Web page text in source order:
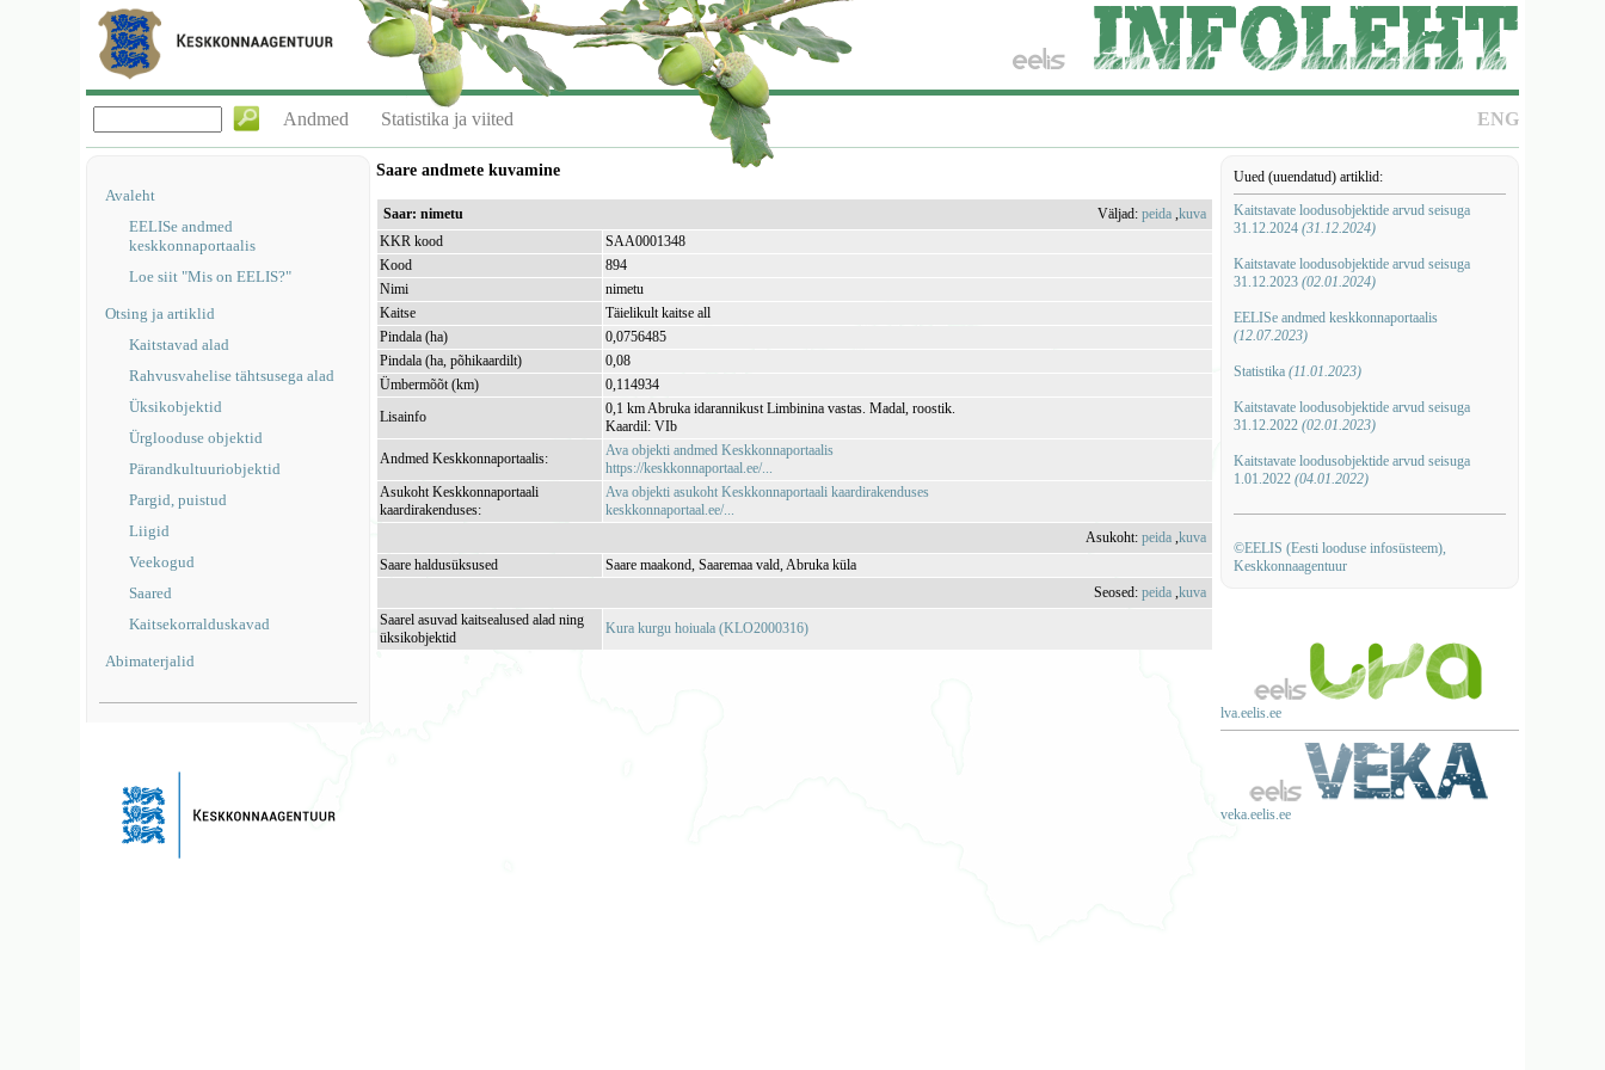
ENG
Andmed Statistika ja viited
Avaleht
EELISe andmed
keskkonnaportaalis
Loe siit "Mis on EELIS?"
Otsing ja artiklid
Kaitstavad alad
Rahvusvahelise tähtsusega alad
Üksikobjektid
Ürglooduse objektid
Pärandkultuuriobjektid
Pargid, puistud
Liigid
Veekogud
Saared
Kaitsekorralduskavad
Abimaterjalid
Uued (uuendatud) artiklid:
Kaitstavate loodusobjektide arvud seisuga
31.12.2024 (31.12.2024)
Kaitstavate loodusobjektide arvud seisuga
31.12.2023 (02.01.2024)
EELISe andmed keskkonnaportaalis
(12.07.2023)
Statistika (11.01.2023)
Kaitstavate loodusobjektide arvud seisuga
31.12.2022 (02.01.2023)
Kaitstavate loodusobjektide arvud seisuga
1.01.2022 (04.01.2022)
©EELIS (Eesti looduse infosüsteem),
Keskkonnaagentuur
lva.eelis.ee
veka.eelis.ee
Saare andmete kuvamine
Saar: nimetu Väljad:peida ,kuva
KKR kood
SAA0001348
Kood
894
Nimi
nimetu
Kaitse
Täielikult kaitse all
Pindala (ha)
0,0756485
Pindala (ha, põhikaardilt)
0,08
Ümbermõõt (km)
0,114934
Lisainfo
0,1 km Abruka idarannikust Limbinina vastas. Madal, roostik.
Kaardil: VIb
Andmed Keskkonnaportaalis:
Ava objekti andmed Keskkonnaportaalis
https://keskkonnaportaal.ee/...
Asukoht Keskkonnaportaali
kaardirakenduses:
Ava objekti asukoht Keskkonnaportaali kaardirakenduses
keskkonnaportaal.ee/...
Asukoht:peida ,kuva
Saare haldusüksused
Saare maakond, Saaremaa vald, Abruka küla
Seosed:peida ,kuva
Saarel asuvad kaitsealused alad ning
üksikobjektid
Kura kurgu hoiuala (KLO2000316)